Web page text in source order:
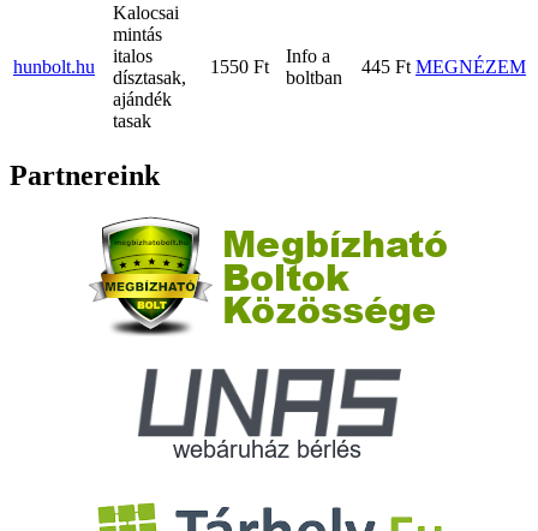
hunbolt.hu
Kalocsai
mintás
italos
dísztasak,
ajándék
tasak
1550 Ft
Info a
boltban
445 Ft MEGNÉZEM
Partnereink